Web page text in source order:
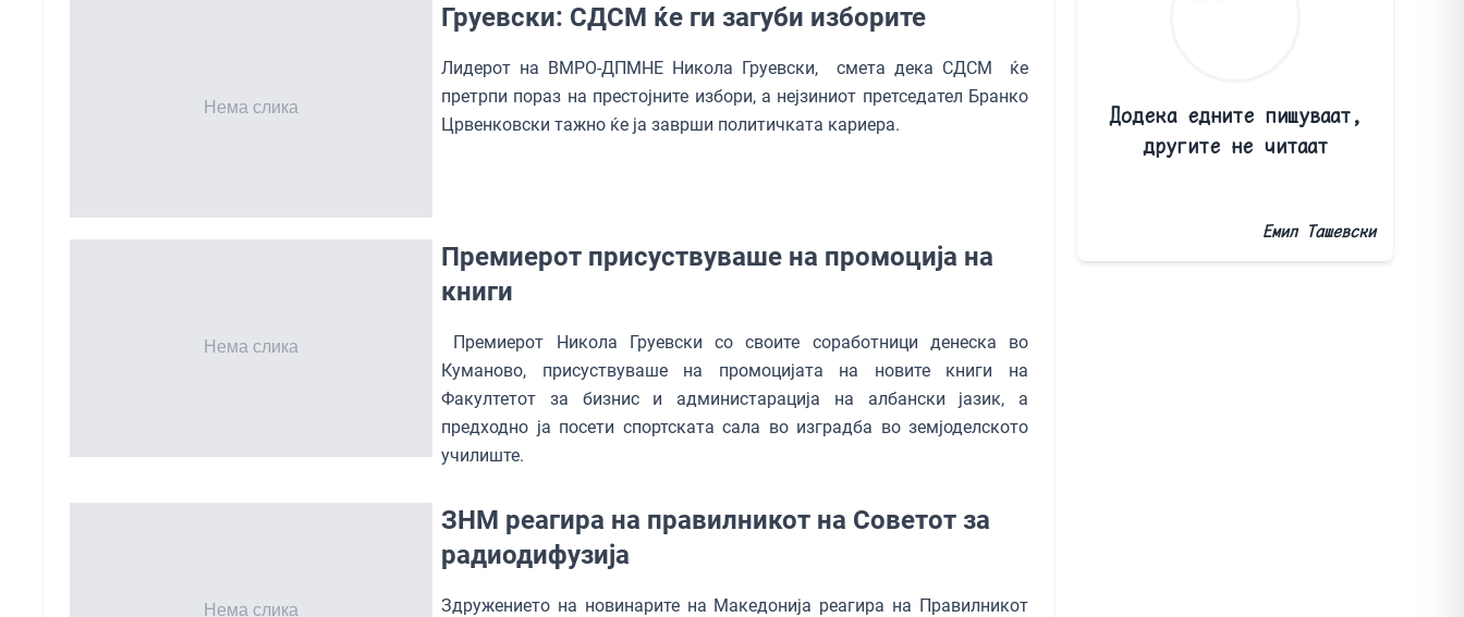
Груевски: СДСМ ќе ги загуби изборите
Лидерот на ВМРО-ДПМНЕ Никола Груевски, смета дека СДСМ ќе
претрпи пораз на престојните избори, а нејзиниот претседател Бранко
Црвенковски тажно ќе ја заврши политичката кариера.
Премиерот присуствуваше на промоција на
книги
Премиерот Никола Груевски со своите соработници денеска во
Куманово, присуствуваше на промоцијата на новите книги на
Факултетот за бизнис и администарација на албански јазик, а
предходно ја посети спортската сала во изградба во земјоделското
училиште.
ЗНМ реагира на правилникот на Советот за
радиодифузија
Здружението на новинарите на Македонија реагира на Правилникот
Додека едните пишуваат,
другите не читаат
Емил Ташевски